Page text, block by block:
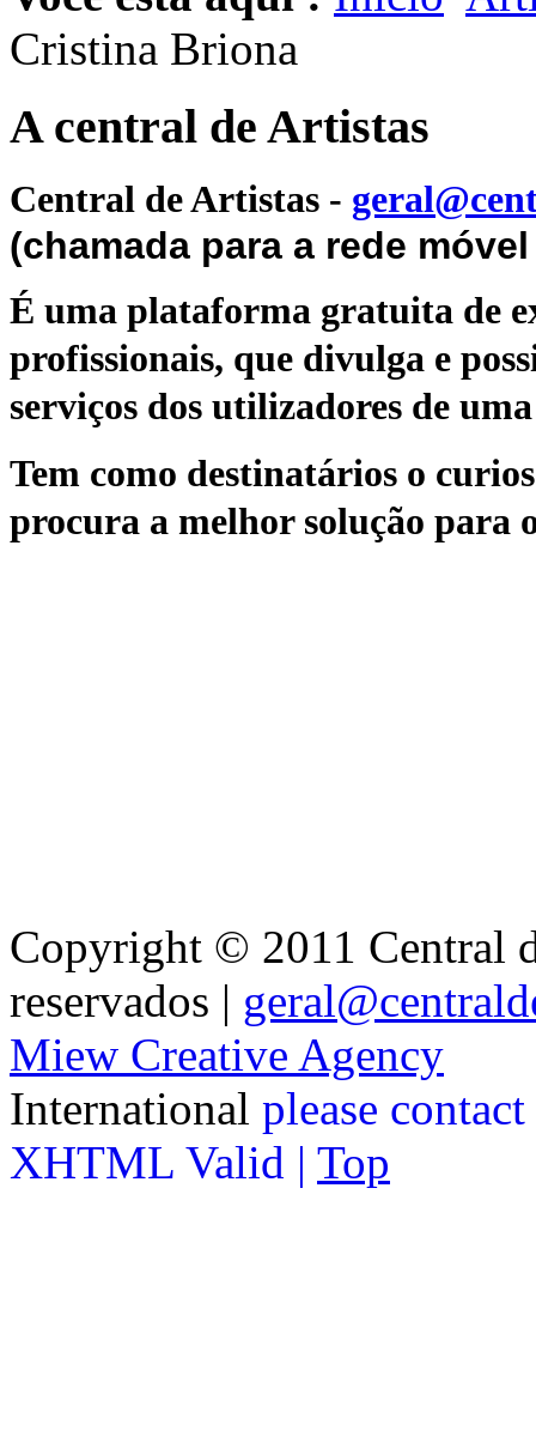
Cristina Briona
A central de Artistas
Central de Artistas -
(chamada para a rede
É uma plataforma gratuita de
profissionais, que divulga e
serviços dos utilizadores de
Tem como destinatários o
procura a melhor solução para
Copyright © 2011 Central
reservados |
Miew Creative Agency
International please
XHTML Valid | Top